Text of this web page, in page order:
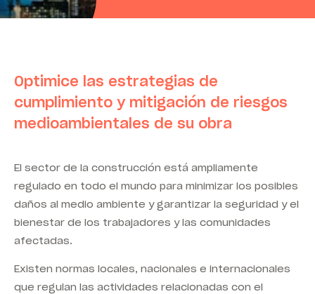
Optimice las estrategias de
cumplimiento y mitigación de riesgos
medioambientales de su obra
El sector de la construcción está ampliamente
regulado en todo el mundo para minimizar los posibles
daños al medio ambiente y garantizar la seguridad y el
bienestar de los trabajadores y las comunidades
afectadas.
Existen normas locales, nacionales e internacionales
que regulan las actividades relacionadas con el